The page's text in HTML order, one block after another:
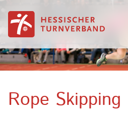
Rope Skipping